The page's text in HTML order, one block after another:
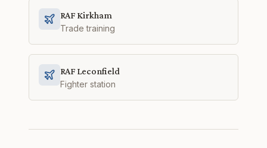
RAF Kirkham
Trade training
RAF Leconfield
Fighter station